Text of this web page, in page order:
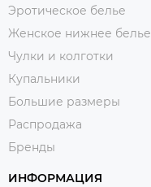
Эротическое белье
Женское нижнее белье
Чулки и колготки
Купальники
Большие размеры
Распродажа
Бренды
ИНФОРМАЦИЯ